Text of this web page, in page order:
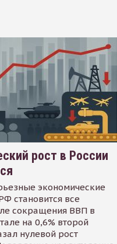
рост в России
экономические
становится все
сокращения ВВП в
на 0,6% второй
нулевой рост